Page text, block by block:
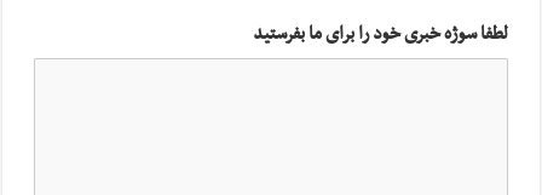
لطفا سوژه خبری خود را برای ما بفرستید